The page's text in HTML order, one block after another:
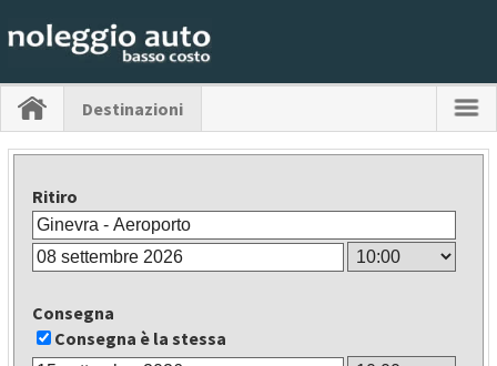
Destinazioni
Ritiro
Consegna
Consegna è la stessa